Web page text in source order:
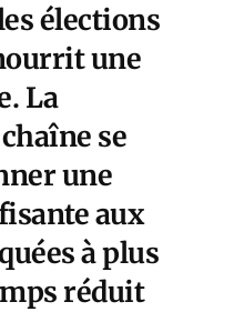
élections
une
La
se
une
aux
à plus
réduit